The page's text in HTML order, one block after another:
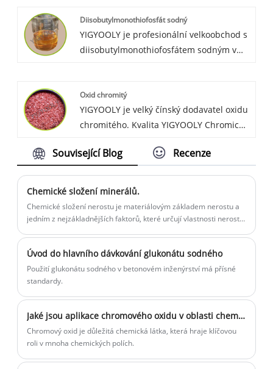
Thioglycolate z velké části exportuje k
mnoha globálním zákazníkům po celém
světě.
Diisobutylmonothiofosfát sodný
YIGYOOLY je profesionální velkoobchod s
diisobutylmonothiofosfátem sodným v
YIGYOOLY diethyldithiofosfát sodný
dobré uznání a chválu od zákazníků po
celém světě.
Oxid chromitý
YIGYOOLY je velký čínský dodavatel oxidu
chromitého. Kvalita YIGYOOLY Chromic
exportován mnoha globálním zákazníkům
Související Blog Recenze
Chemické složení minerálů.
Chemické složení nerostu je materiálovým základem nerostu a
jedním z nejzákladnějších faktorů, které určují vlastnosti nerostu.
Úvod do hlavního dávkování glukonátu sodného
Použití glukonátu sodného v betonovém inženýrství má přísné
standardy.
Jaké jsou aplikace chromového oxidu v oblasti chemie?
Chromový oxid je důležitá chemická látka, která hraje klíčovou
roli v mnoha chemických polích.